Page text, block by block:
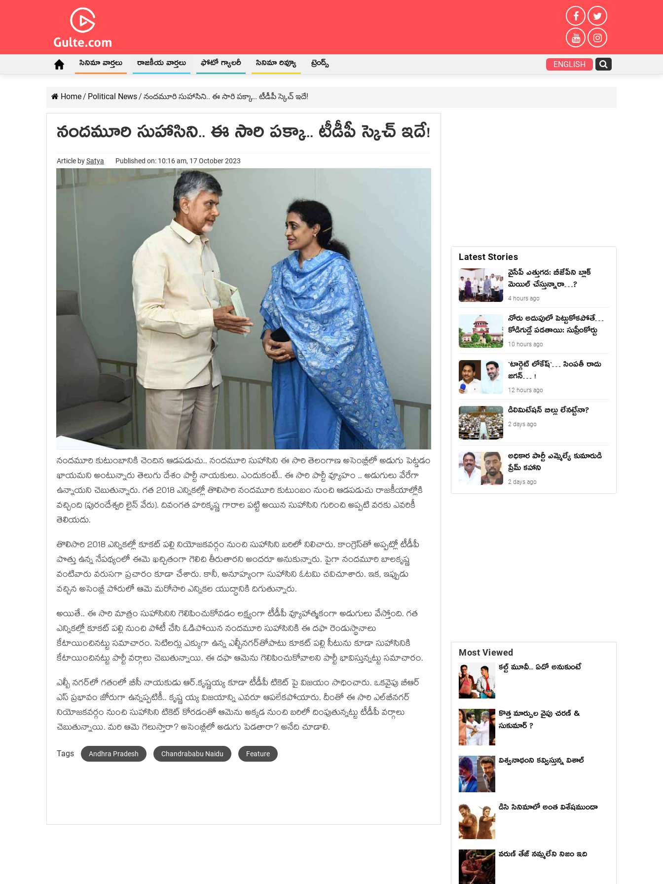
సినిమా వార్తలు రాజకీయ వార్తలు ఫోటో గ్యాలరీ సినిమా రివ్యూ ట్రెండ్స్ ENGLISH
Home/ Political News/ నంద‌మూరి సుహాసిని.. ఈ సారి ప‌క్కా.. టీడీపీ స్కెచ్ ఇదే!
నంద‌మూరి సుహాసిని.. ఈ సారి ప‌క్కా.. టీడీపీ స్కెచ్ ఇదే!
Article bySatya Published on: 10:16 am, 17 October 2023
నంద‌మూరి కుటుంబానికి చెందిన ఆడ‌ప‌డుచు.. నంద‌మూరి సుహాసిని ఈ సారి తెలంగాణ అసెంబ్లీలో అడుగు పెట్డడం
ఖాయ‌మ‌ని అంటున్నారు తెలుగు దేశం పార్టీ నాయ‌కులు. ఎందుకంటే.. ఈ సారి పార్టీ వ్యూహం .. అడుగులు వేరేగా
ఉన్నాయ‌ని చెబుతున్నారు. గ‌త 2018 ఎన్నిక‌ల్లో తొలిసారి నంద‌మూరి కుటుంబం నుంచి ఆడ‌ప‌డుచు రాజ‌కీయాల్లోకి
వ‌చ్చింది (పురందేశ్వ‌రి లైన్ వేరు). దివంగ‌త హ‌రికృష్ణ గారాల ప‌ట్టి అయిన సుహాసిని గురించి అప్ప‌టి వ‌ర‌కు ఎవ‌రికీ
తెలియ‌దు.
తొలిసారి 2018 ఎన్నిక‌ల్లో కూక‌ట్ ప‌ల్లి నియోజ‌క‌వ‌ర్గం నుంచి సుహాసిని బ‌రిలో నిలిచారు. కాంగ్రెస్‌తో అప్ప‌ట్లో టీడీపీ
పొత్తు ఉన్న నేప‌థ్యంలో ఈమె ఖ‌చ్చితంగా గెలిచి తీరుతార‌ని అంద‌రూ అనుకున్నారు. పైగా నంద‌మూరి బాల‌కృష్ణ
వంటివారు వ‌రుస‌గా ప్ర‌చారం కూడా చేశారు. కానీ, అనూహ్యంగా సుహాసిని ఓట‌మి చ‌విచూశారు. ఇక‌, ఇప్పుడు
వ‌చ్చిన అసెంబ్లీ పోరులో ఆమె మ‌రోసారి ఎన్నిక‌ల యుద్ధానికి దిగుతున్నారు.
అయితే.. ఈ సారి మాత్రం సుహాసినిని గెలిపించుకోవ‌డం ల‌క్ష్యంగా టీడీపీ వ్యూహాత్మ‌కంగా అడుగులు వేస్తోంది. గ‌త
ఎన్నిక‌ల్లో కూక‌ట్ ప‌ల్లి నుంచి పోటీ చేసి ఓడిపోయిన నంద‌మూరి సుహాసినికి ఈ ద‌ఫా రెండుస్థానాలు
కేటాయించిన‌ట్టు స‌మాచారం. సెటిల‌ర్లు ఎక్కుగా ఉన్న ఎల్బీన‌గ‌ర్‌తోపాటు కూక‌ట్ ప‌ల్లి సీటును కూడా సుహాసినికి
కేటాయించిన‌ట్టు పార్టీ వ‌ర్గాలు చెబుతున్నాయి. ఈ ద‌ఫా ఆమెను గెలిపించుకోవాల‌ని పార్టీ భావిస్తున్న‌ట్టు స‌మాచారం.
ఎల్బీ న‌గ‌ర్‌లో గ‌తంలో బీసీ నాయ‌కుడు ఆర్‌.కృష్ణ‌య్య కూడా టీడీపీ టికెట్ పై విజ‌యం సాధించారు. ఒక‌వైపు బీఆర్
ఎస్ ప్ర‌భావం జోరుగా ఉన్న‌ప్ప‌టికీ.. కృష్ణ య్య విజ‌యాన్ని ఎవ‌రూ ఆప‌లేక‌పోయారు. దీంతో ఈ సారి ఎల్‌బీన‌గ‌ర్
నియోజ‌క‌వ‌ర్గం నుంచి సుహాసిని టికెట్ కోర‌డంతో ఆమెను అక్క‌డ నుంచి బ‌రిలో దింపుతున్న‌ట్టు టీడీపీ వ‌ర్గాలు
చెబుతున్నాయి. మ‌రి ఆమె గెలుస్తారా? అసెంబ్లీలో అడుగు పెడ‌తారా? అనేది చూడాలి.
Tags Andhra Pradesh Chandrababu Naidu Feature
Latest Stories
వైసీపీ ఎత్తుగ‌డ‌: బీజేపీని బ్లాక్
మెయిల్ చేస్తున్నారా…?
4 hours ago
నోరు అదుపులో పెట్టుకోక‌పోతే…
కోడిగుడ్లే ప‌డ‌తాయి: సుప్రీంకోర్టు
10 hours ago
`టార్గెట్ లోకేష్‌`… సింప‌తీ రాదు
జ‌గ‌న్‌… !
12 hours ago
డీలిమిటేషన్ బిల్లు లేన‌ట్టేనా?
2 days ago
అధికార పార్టీ ఎమ్మెల్యే కుమారుడి
ప్రేమ్ కహాని
2 days ago
Most Viewed
కల్ట్ మూవీ... ఏదో అనుకుంటే
కొత్త మార్పుల వైపు చరణ్ &
సుకుమార్ ?
విశ్వనాథంని కవ్విస్తున్న విశాల్
డిసి సినిమాలో అంత విశేషముందా
వరుణ్ తేజ్ నమ్మలేని నిజం ఇది